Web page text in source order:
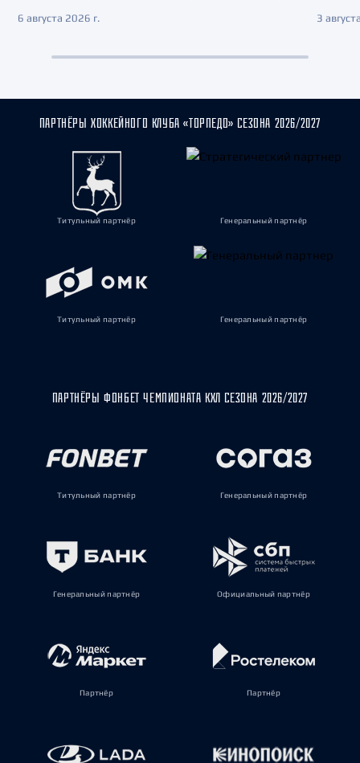
6 августа 2026 г. 3
ПАРТНЁРЫ ХОККЕЙНОГО КЛУБА «ТОРПЕДО» СЕЗОНА 2026/2027
Титульный партнёр Генеральный партнёр
Титульный партнёр Генеральный партнёр
ПАРТНЁРЫ ФОНБЕТ ЧЕМПИОНАТА КХЛ СЕЗОНА 2026/2027
Титульный партнёр Генеральный партнёр
Генеральный партнёр Официальный партнёр
Партнёр Партнёр